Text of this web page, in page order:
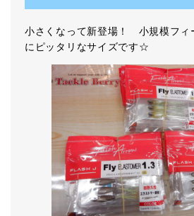
小さくなって新登場！ 小規模フィ
にピッタリなサイズです☆